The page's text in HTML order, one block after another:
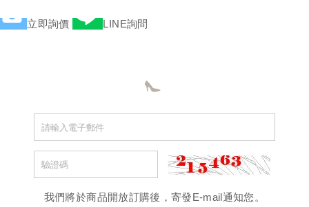
立即詢價 LINE詢問
我們將於商品開放訂購後，寄發E-mail通知您。